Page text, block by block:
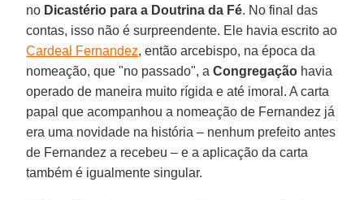
no Dicastério para a Doutrina da Fé. No final das
contas, isso não é surpreendente. Ele havia escrito ao
Cardeal Fernandez, então arcebispo, na época da
nomeação, que "no passado", aCongregação havia
operado de maneira muito rígida e até imoral. A carta
papal que acompanhou a nomeação de Fernandez já
era uma novidade na história – nenhum prefeito antes
de Fernandez a recebeu – e a aplicação da carta
também é igualmente singular.